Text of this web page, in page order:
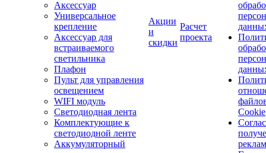
Аксессуар
Универсальное
крепление
Аксессуар для
встраиваемого
светильника
Плафон
Пульт для управления
освещением
WIFI модуль
Светодиодная лента
Комплектующие к
светодиодной ленте
Аккумуляторный
Акции
и
скидки
Расчет
проекта
Cookie